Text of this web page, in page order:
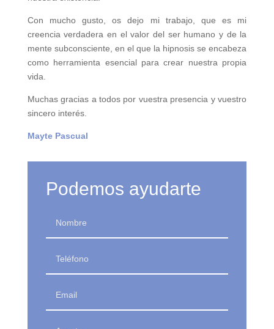
Con mucho gusto, os dejo mi trabajo, que es mi
creencia verdadera en el valor del ser humano y de la
mente subconsciente, en el que la hipnosis se encabeza
como herramienta esencial para crear nuestra propia
vida.
Muchas gracias a todos por vuestra presencia y vuestro
sincero interés.
Mayte Pascual
Podemos ayudarte